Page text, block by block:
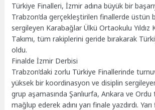
Türkiye Finalleri, İzmir adına büyük bir
Trabzon’da gerçekleştirilen finallerde üstün
sergileyen Karabağlar Ülkü Ortaokulu Yıldız
Takımı, tüm rakiplerini geride bırakarak
oldu.
Finalde İzmir Derbisi
Trabzon’daki zorlu Türkiye Finallerinde
yüksek bir koordinasyon ve disiplin
grup aşamasında Şanlıurfa, Ankara ve Ordu
mağlup ederek adını yarı finale yazdırdı. Yarı